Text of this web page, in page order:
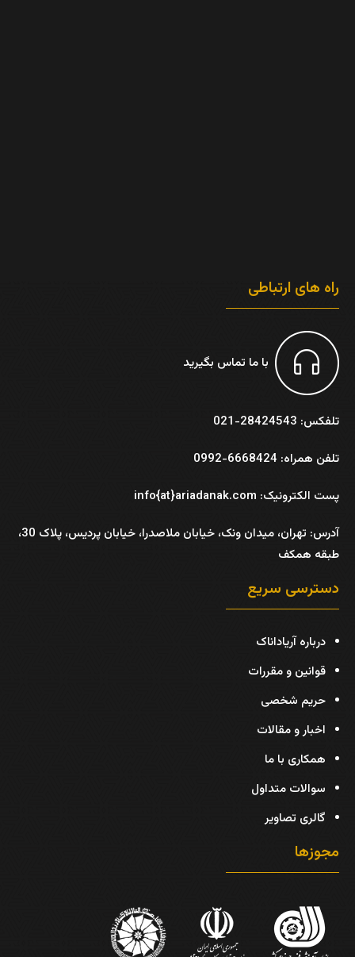
راه های ارتباطی
با ما تماس بگیرید
تلفکس: 28424543-021
تلفن همراه: 6668424-0992
پست الکترونیک: info{at}ariadanak.com
آدرس:
تهران، میدان ونک، خیابان ملاصدرا، خیابان پردیس، پلاک 30،
طبقه همکف
دسترسی سریع
درباره آریاداناک
قوانین و مقررات
حریم شخصی
اخبار و مقالات
همکاری با ما
سوالات متداول
گالری تصاویر
مجوزها